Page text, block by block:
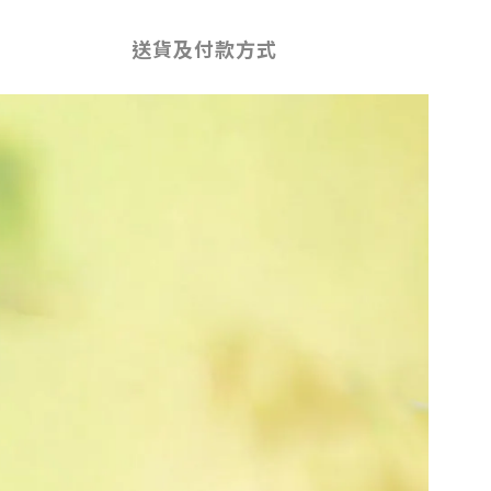
送貨及付款方式